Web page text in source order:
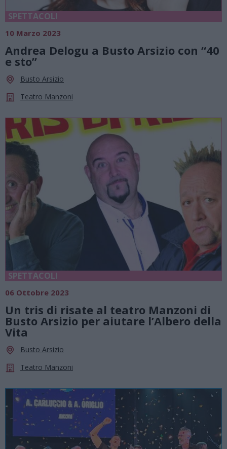
SPETTACOLI
10 Marzo 2023
Andrea Delogu a Busto Arsizio con “40
e sto”
Busto Arsizio
Teatro Manzoni
SPETTACOLI
06 Ottobre 2023
Un tris di risate al teatro Manzoni di
Busto Arsizio per aiutare l’Albero della
Vita
Busto Arsizio
Teatro Manzoni